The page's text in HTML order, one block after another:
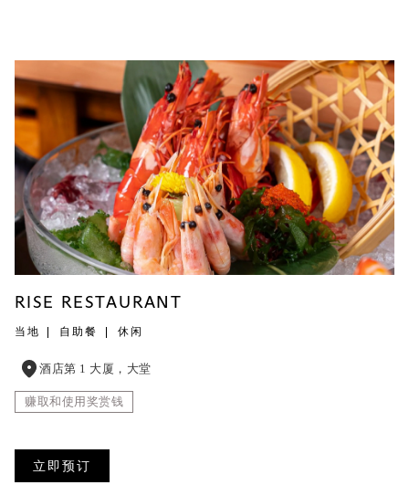
RISE RESTAURANT
当地 自助餐 休闲
酒店第 1 大厦，大堂
赚取和使用奖赏钱
立即预订